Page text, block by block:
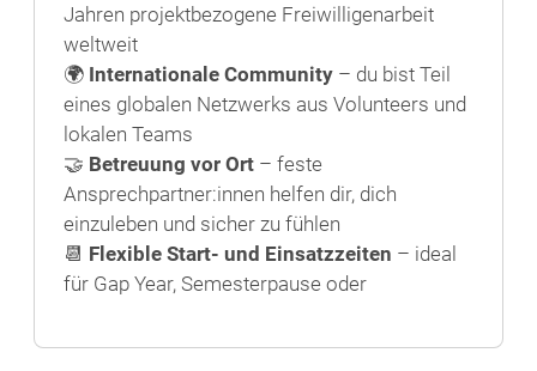
Jahren projektbezogene Freiwilligenarbeit
weltweit
🌍 Internationale Community – du bist Teil
eines globalen Netzwerks aus Volunteers und
lokalen Teams
🤝 Betreuung vor Ort – feste
Ansprechpartner:innen helfen dir, dich
einzuleben und sicher zu fühlen
📆 Flexible Start- und Einsatzzeiten – ideal
für Gap Year, Semesterpause oder